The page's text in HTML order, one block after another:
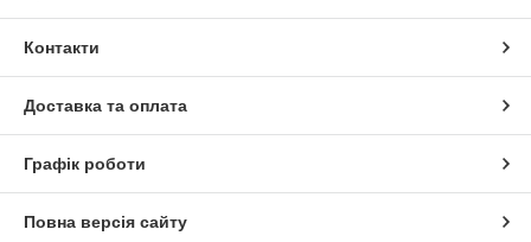
Контакти
Доставка та оплата
Графік роботи
Повна версія сайту